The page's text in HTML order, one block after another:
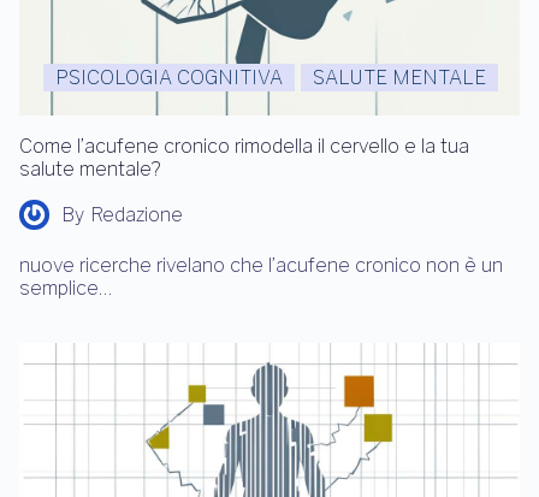
PSICOLOGIA COGNITIVA SALUTE MENTALE
Come l’acufene cronico rimodella il cervello e la tua
salute mentale?
By Redazione
nuove ricerche rivelano che l’acufene cronico non è un
semplice…